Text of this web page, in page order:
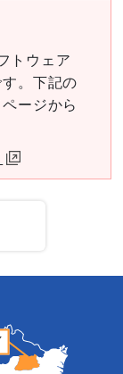
トウェア
。下記の
ージから